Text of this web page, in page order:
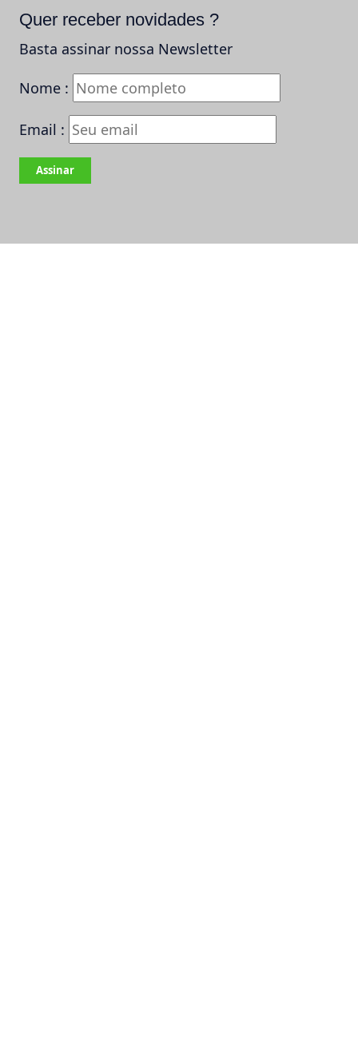
Quer receber novidades ?
Basta assinar nossa Newsletter
Nome :
Email :